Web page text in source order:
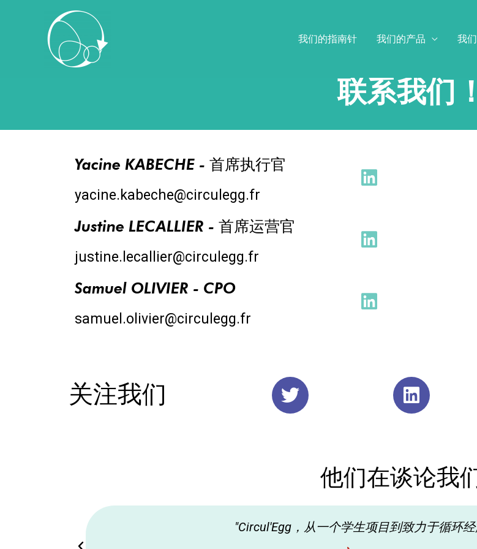
我们的指南针 我们的产品 我
联系我们！
Yacine KABECHE - 首席执行官
yacine.kabeche@circulegg.fr
Justine LECALLIER - 首席运营官
justine.lecallier@circulegg.fr
Samuel OLIVIER - CPO
samuel.olivier@circulegg.fr
关注我们
他们在谈论我
"Circul'Egg，从一个学生项目到致力于循环经